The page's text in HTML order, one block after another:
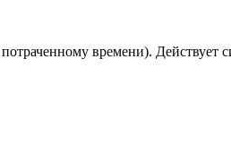
времени). Действует